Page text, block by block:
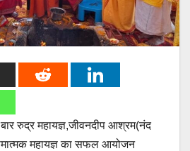
रुद्र महायज्ञ,जीवनदीप आश्रम(नंद
महायज्ञ का सफल आयोजन